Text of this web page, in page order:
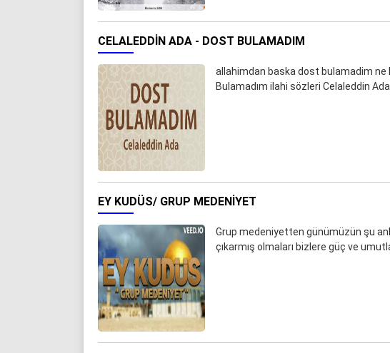
CELALEDDIN ADA - DOST BULAMADIM
allahimdan baska dost bulamadim ne
Bulamadım ilahi sözleri Celaleddin
EY KUDÜS/ GRUP MEDENIYET
Grup medeniyetten günümüzün şu
çıkarmış olmaları bizlere güç ve